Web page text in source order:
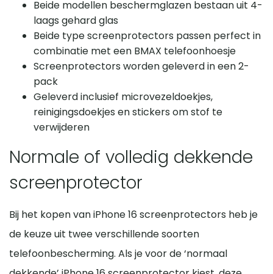
Beide modellen beschermglazen bestaan uit 4-
laags gehard glas
Beide type screenprotectors passen perfect in
combinatie met een BMAX telefoonhoesje
Screenprotectors worden geleverd in een 2-
pack
Geleverd inclusief microvezeldoekjes,
reinigingsdoekjes en stickers om stof te
verwijderen
Normale of volledig dekkende
screenprotector
Bij het kopen van iPhone 16 screenprotectors heb je
de keuze uit twee verschillende soorten
telefoonbescherming. Als je voor de ‘normaal